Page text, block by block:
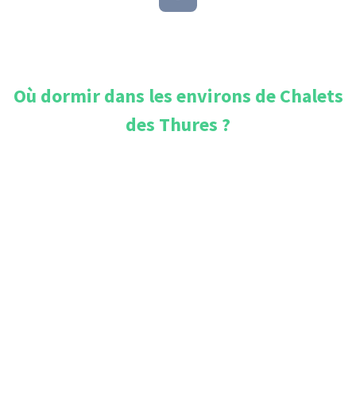
Où dormir dans les environs deChalets
des Thures ?